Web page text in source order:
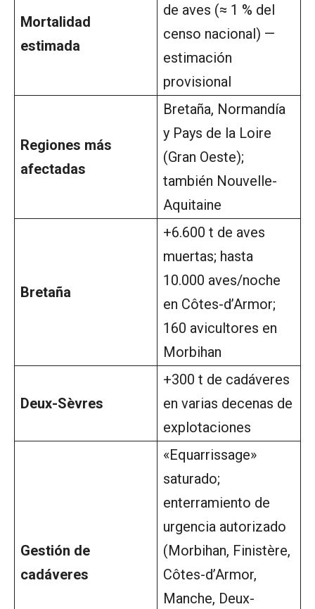
Mortalidad
estimada
de aves (≈ 1 % del
censo nacional) —
estimación
provisional
Regiones más
afectadas
Bretaña, Normandía
y Pays de la Loire
(Gran Oeste);
también Nouvelle-
Aquitaine
Bretaña
+6.600 t de aves
muertas; hasta
10.000 aves/noche
en Côtes-d’Armor;
160 avicultores en
Morbihan
Deux-Sèvres
+300 t de cadáveres
en varias decenas de
explotaciones
Gestión de
cadáveres
«Equarrissage»
saturado;
enterramiento de
urgencia autorizado
(Morbihan, Finistère,
Côtes-d’Armor,
Manche, Deux-